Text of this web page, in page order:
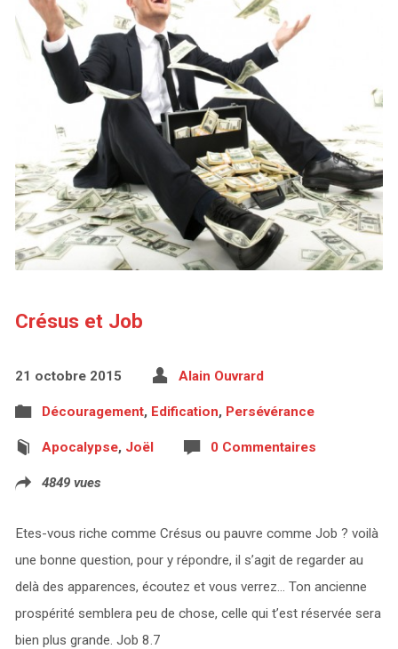
Crésus et Job
21 octobre 2015 Alain Ouvrard
Découragement, Edification, Persévérance
Apocalypse, Joël 0 Commentaires
4849 vues
Etes-vous riche comme Crésus ou pauvre comme Job ? voilà
une bonne question, pour y répondre, il s’agit de regarder au
delà des apparences, écoutez et vous verrez… Ton ancienne
prospérité semblera peu de chose, celle qui t’est réservée sera
bien plus grande. Job 8.7